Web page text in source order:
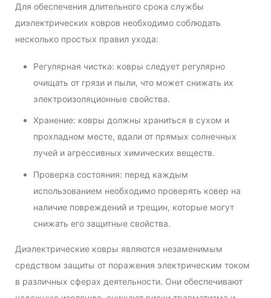
Для обеспечения длительного срока службы
диэлектрических ковров необходимо соблюдать
несколько простых правил ухода:
Регулярная чистка: ковры следует регулярно
очищать от грязи и пыли, что может снижать их
электроизоляционные свойства.
Хранение: ковры должны храниться в сухом и
прохладном месте, вдали от прямых солнечных
лучей и агрессивных химических веществ.
Проверка состояния: перед каждым
использованием необходимо проверять ковер на
наличие повреждений и трещин, которые могут
снижать его защитные свойства.
Диэлектрические ковры являются незаменимым
средством защиты от поражения электрическим током
в различных сферах деятельности. Они обеспечивают